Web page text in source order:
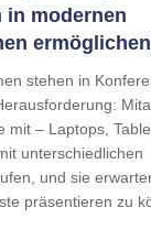
in modernen
stehen in
mit – Laptops,
unterschiedlichen
und sie
präsentieren zu